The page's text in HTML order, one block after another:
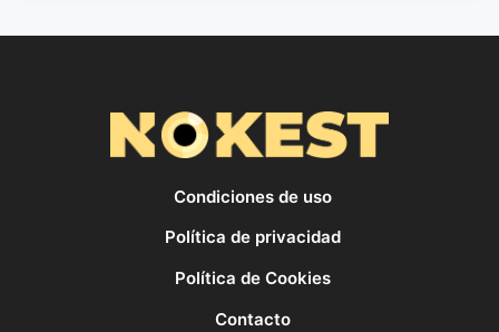
Condiciones de uso
Política de privacidad
Política de Cookies
Contacto